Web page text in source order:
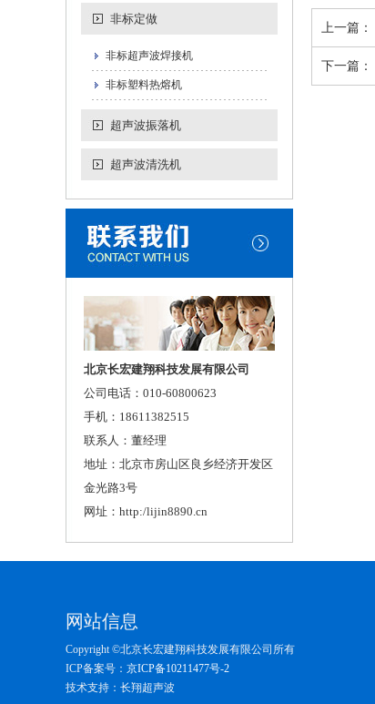
非标定做
非标超声波焊接机
非标塑料热熔机
超声波振落机
超声波清洗机
北京长宏建翔科技发展有限公司
公司电话：010-60800623
手机：18611382515
联系人：董经理
地址：北京市房山区良乡经济开发区
金光路3号
网址：http:/lijin8890.cn
上一篇：
下一篇：
网站信息
Copyright ©北京长宏建翔科技发展有限公司所有
ICP备案号： 京ICP备10211477号-2
技术支持：长翔超声波